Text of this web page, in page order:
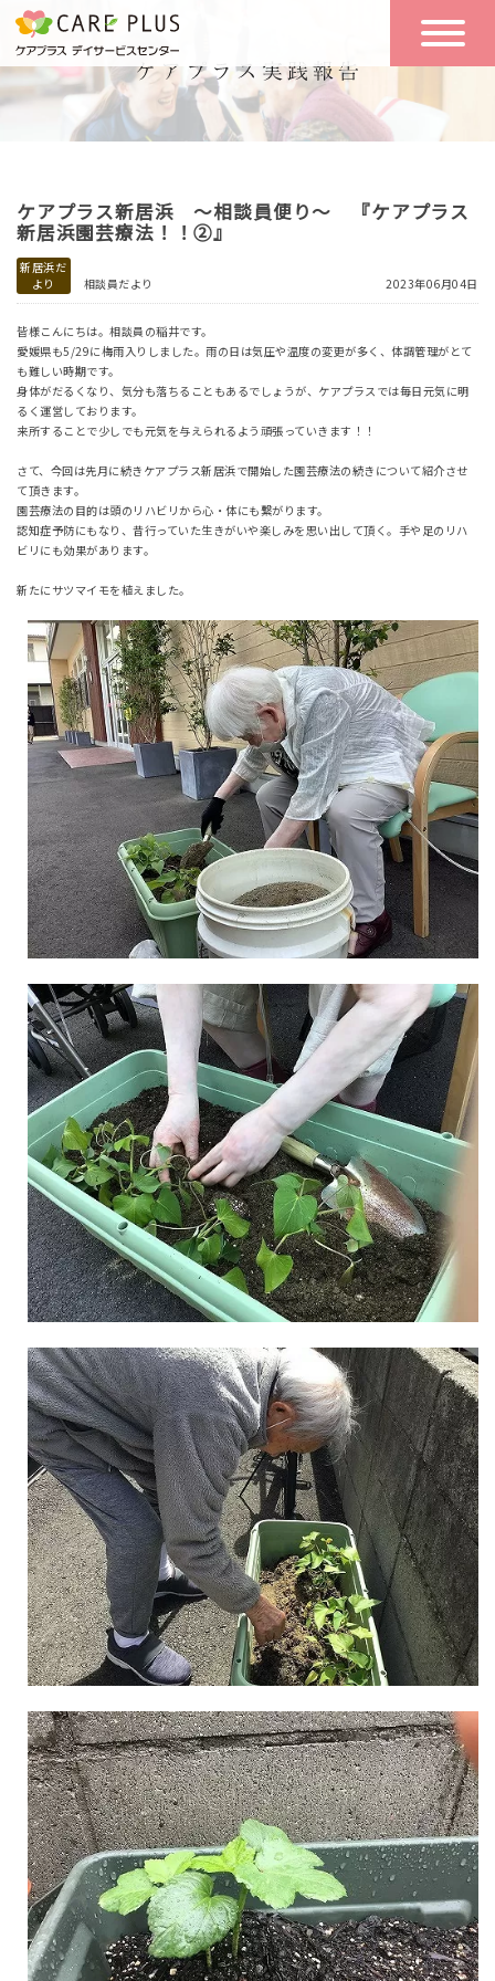
こんな方に
おすすめ
一日の流れ
一日体験
空き状況
実践報告
体験希望
ケアプラス新居浜 ～相談員便り～ 『ケアプラス
新居浜園芸療法！！②』
新居浜だ
より
相談員だより 2023年06月04日
皆様こんにちは。相談員の稲井です。
愛媛県も5/29に梅雨入りしました。雨の日は気圧や温度の変更が多く、体調管理がとて
も難しい時期です。
身体がだるくなり、気分も落ちることもあるでしょうが、ケアプラスでは毎日元気に明
るく運営しております。
来所することで少しでも元気を与えられるよう頑張っていきます！！
さて、今回は先月に続きケアプラス新居浜で開始した園芸療法の続きについて紹介させ
て頂きます。
園芸療法の目的は頭のリハビリから心・体にも繋がります。
認知症予防にもなり、昔行っていた生きがいや楽しみを思い出して頂く。手や足のリハ
ビリにも効果があります。
新たにサツマイモを植えました。